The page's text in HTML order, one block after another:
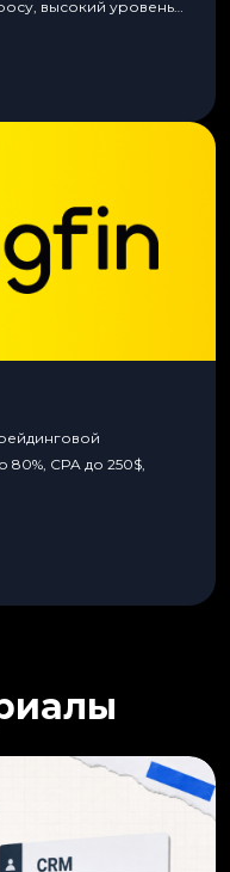
высокий уровень
CPA до 250$,